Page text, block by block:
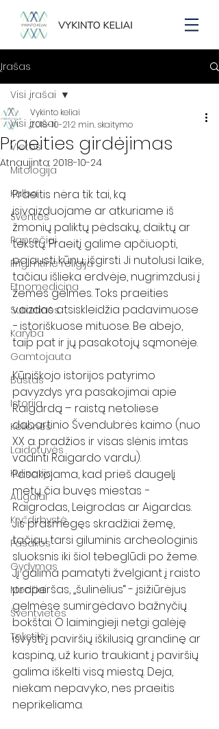
Įrašas
Visi įrašai
Vietos
Mitologija
Kalba
Šventės
Papročiai
Prigimtinė religija
Etnomedicina
Sutartinės
Karyba
Gamtojauta
Būstas
Istorija
Kelionės
Laidotuvės
Kulinarija
Augalai
Kryždirbystė
Pasakos
Gydymas
Medžiai
Šventvietės
Tekstilė
Visi įrašai
Praeities girdėjimas
Vykinto keliai
2018-10-212 min. skaitymo
Atnaujinta: 2018-10-24
Praeitis nėra tik tai, ką
įsivaizduojame ar atkuriame iš
žmonių paliktų pėdsakų, daiktų ar
tekstų. Praeitį galime apčiuopti,
pajausti kūnu, išgirsti. Ji nutolusi laike,
tačiau išlieka erdvėje, nugrimzdusi į
žemės gelmes. Toks praeities
vaizdas atsiskleidžia padavimuose
− istoriškuose mituose. Be abejo,
taip pat ir jų pasakotojų sąmonėje.
Kūniškojo istorijos patyrimo
pavyzdys yra pasakojimai apie
Raigardą – raistą netoliese
dabartinio Švendubrės kaimo (nuo
XX a. pradžios ir visas slėnis imtas
vadinti Raigardo vardu).
Pasakojama, kad prieš daugelį
metų čia buvęs miestas −
Raigrodas, Leigrodas ar Aigardas.
Jis prasmegęs skradžiai žemę,
tačiau tarsi giluminis archeologinis
sluoksnis iki šiol tebeglūdi po žeme.
Jį galima pamatyti žvelgiant į raisto
properšas, „šulinėlius“ - įsižiūrėjus
gelmėse sumirgėdavo bažnyčių
bokštai. O laimingieji netgi galėję
išvysti į paviršių iškilusią grandinę ar
kaspiną, už kurio traukiant į paviršių
galima iškelti visą miestą. Deja,
niekam nepavyko, nes praeitis
neprikeliama.